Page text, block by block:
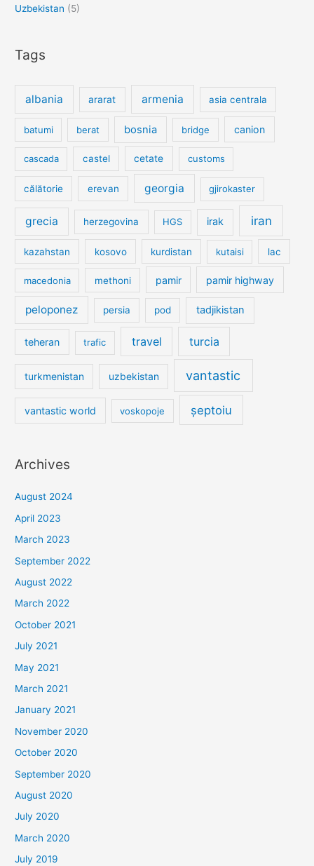
Uzbekistan (5)
Tags
albania ararat armenia asia centrala
batumi berat bosnia bridge canion
cascada castel cetate customs
călătorie erevan georgia gjirokaster
grecia herzegovina HGS irak iran
kazahstan kosovo kurdistan kutaisi lac
macedonia methoni pamir pamir highway
peloponez persia pod tadjikistan
teheran trafic travel turcia
turkmenistan uzbekistan vantastic
vantastic world voskopoje șeptoiu
Archives
August 2024
April 2023
March 2023
September 2022
August 2022
March 2022
October 2021
July 2021
May 2021
March 2021
January 2021
November 2020
October 2020
September 2020
August 2020
July 2020
March 2020
July 2019